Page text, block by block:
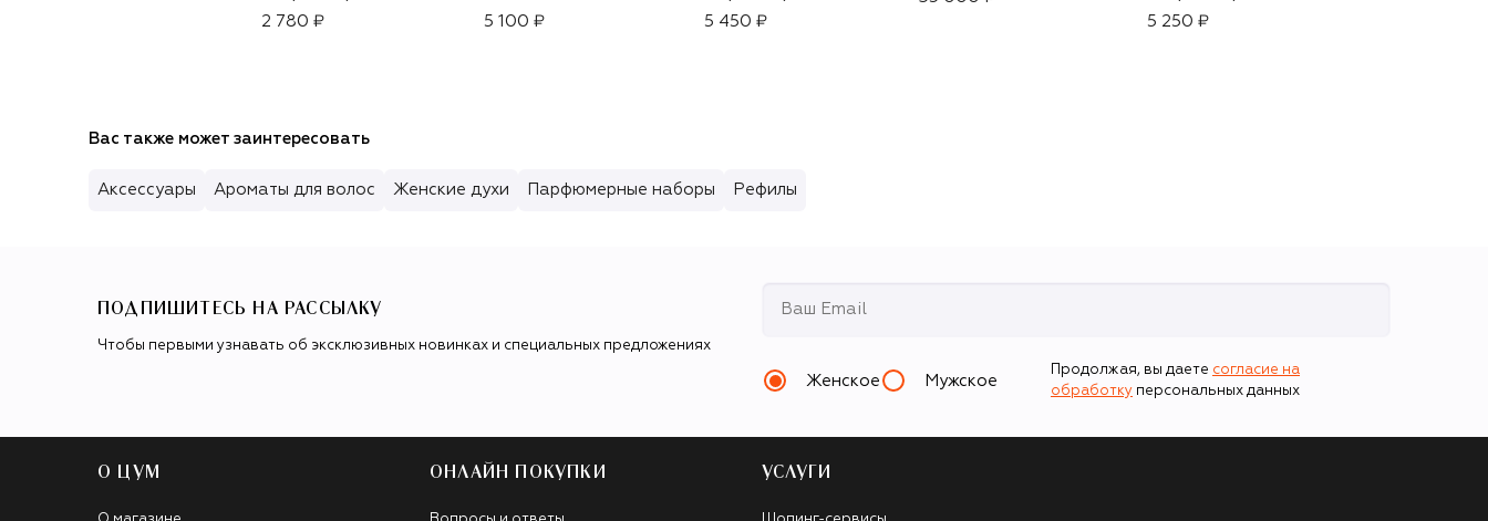
2 780 ₽
Spray
5 100 ₽
5 450 ₽
5 250 ₽
Вас также может заинтересовать
Аксессуары Ароматы для волос Женские духи Парфюмерные наборы Рефилы
ПОДПИШИТЕСЬ НА РАССЫЛКУ
Чтобы первыми узнавать об эксклюзивных новинках и специальных предложениях
Женское Мужское
Продолжая, вы даете согласие на
обработку персональных данных
О ЦУМ ОНЛАЙН ПОКУПКИ УСЛУГИ